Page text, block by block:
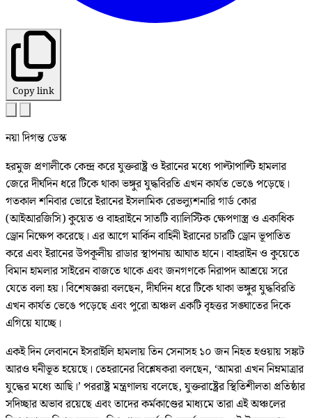
Copy link
নয়া দিগন্ত ডেস্ক
হরমুজ প্রণালীকে কেন্দ্র করে যুক্তরাষ্ট্র ও ইরানের মধ্যে পাল্টাপাল্টি হামলার
জেরে দীর্ঘদিন ধরে টিকে থাকা ভঙ্গুর যুদ্ধবিরতি এখন কার্যত ভেঙে পড়েছে।
গতকাল শনিবার ভোরে ইরানের ইসলামিক রেভল্যুশনারি গার্ড কোর
(আইআরজিসি) কুয়েত ও বাহরাইনে সাতটি ব্যালিস্টিক ক্ষেপণাস্ত্র ও একাধিক
ড্রোন নিক্ষেপ করেছে। এর আগে মার্কিন বাহিনী ইরানের চারটি ড্রোন ভূপাতিত
করে এবং ইরানের উপকূলীয় রাডার স্থাপনায় আঘাত হানে। বাহরাইন ও কুয়েতে
বিমান হামলার সাইরেন বাজতে থাকে এবং জনগণকে নিরাপদ আশ্রয়ে সরে
যেতে বলা হয়। বিশেষজ্ঞরা বলছেন, দীর্ঘদিন ধরে টিকে থাকা ভঙ্গুর যুদ্ধবিরতি
এখন কার্যত ভেঙে পড়েছে এবং পুরো অঞ্চল একটি বৃহত্তর সঙ্ঘাতের দিকে
এগিয়ে যাচ্ছে।
একই দিন লেবাননে ইসরাইলি হামলায় তিন সেনাসহ ১০ জন নিহত হওয়ায় সঙ্কট
আরও ঘনীভূত হয়েছে। তেহরানের বিশ্লেষকরা বলছেন, ‘আমরা এখন নিম্নমাত্রার
যুদ্ধের মধ্যে আছি।’ পররাষ্ট্র মন্ত্রণালয় বলেছে, যুক্তরাষ্ট্রের স্থিতিশীলতা প্রতিষ্ঠার
সদিচ্ছার অভাব রয়েছে এবং তাদের কর্মকাণ্ডের মাধ্যমে তারা এই অঞ্চলের